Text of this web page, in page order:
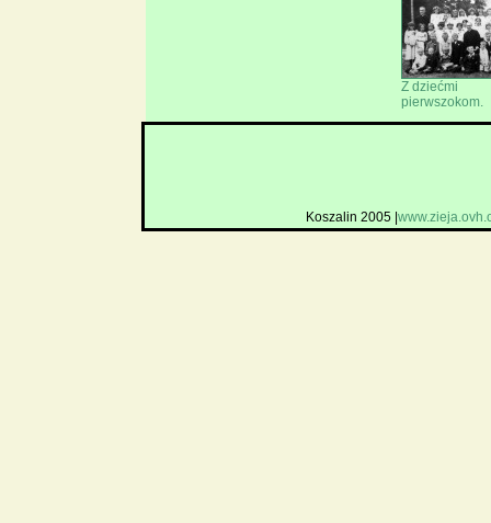
Z dziećmi
pierwszokom.
Koszalin 2005 |